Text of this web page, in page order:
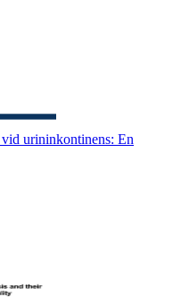
vid urininkontinens: En